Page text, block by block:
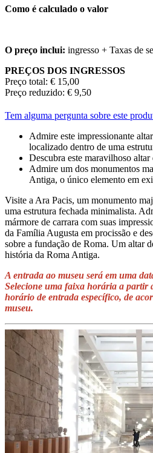
Como é calculado o valor
O preço inclui: ingresso + Taxas de
PREÇOS DOS INGRESSOS
Preço total: € 15,00
Preço reduzido: € 9,50
Tem alguma pergunta sobre este
Admire este impressionante
localizado dentro de uma
Descubra este maravilhoso altar
Admire um dos monumentos
Antiga, o único elemento em
Visite a Ara Pacis, um monumento
uma estrutura fechada minimalista.
mármore de carrara com suas
da Família Augusta em procissão e
sobre a fundação de Roma. Um altar
história da Roma Antiga.
A entrada ao museu será em uma
Selecione uma faixa horária a partir
horário de entrada específico, de
museu.